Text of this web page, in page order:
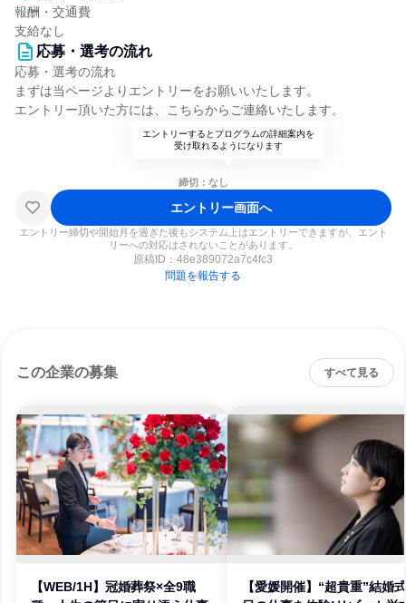
報酬・交通費
支給なし
応募・選考の流れ
応募・選考の流れ
まずは当ページよりエントリーをお願いいたします。
エントリー頂いた方には、こちらからご連絡いたします。
エントリーするとプログラムの詳細案内を
受け取れるようになります
締切：なし
エントリー画面へ
エントリー締切や開始月を過ぎた後もシステム上はエントリーできますが、エント
リーへの対応はされないことがあります。
原稿ID： 48e389072a7c4fc3
問題を報告する
この企業の募集 すべて見る
【WEB/1H】冠婚葬祭×全9職
【愛媛開催】“超貴重”結婚